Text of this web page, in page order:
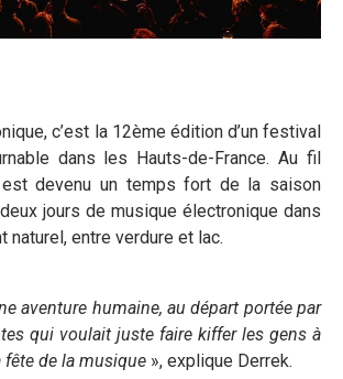
c’est la 12ème édition d’un festival
dans les Hauts-de-France. Au fil
devenu un temps fort de la saison
jours de musique électronique dans
naturel, entre verdure et lac.
aventure humaine, au départ portée par
qui voulait juste faire kiffer les gens à
fête de la musique », explique Derrek.